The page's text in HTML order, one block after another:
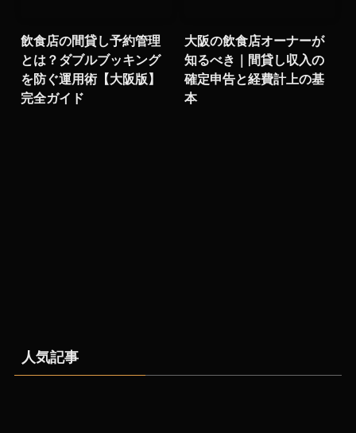
飲食店の間貸し予約管理
とは？ダブルブッキング
を防ぐ運用術【大阪版】
完全ガイド
大阪の飲食店オーナーが
知るべき｜間貸し収入の
確定申告と経費計上の基
本
人気記事